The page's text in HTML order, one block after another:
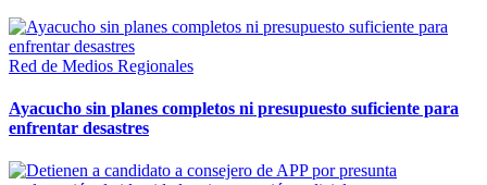
Red de Medios Regionales
Ayacucho sin planes completos ni presupuesto suficiente para
enfrentar desastres